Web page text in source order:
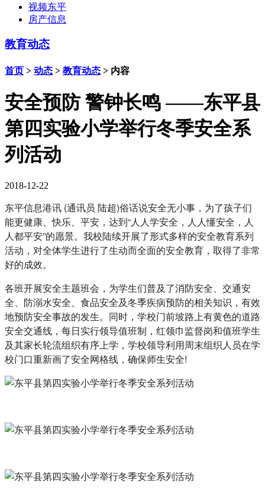
视频东平
房产信息
教育动态
首页 > 动态 > 教育动态 > 内容
安全预防 警钟长鸣 ——东平县
第四实验小学举行冬季安全系
列活动
2018-12-22
东平信息港讯 (通讯员 陆超)俗话说安全无小事，为了孩子们
能更健康、快乐、平安，达到“人人学安全，人人懂安全，人
人都平安”的愿景。我校陆续开展了形式多样的安全教育系列
活动，对全体学生进行了生动而全面的安全教育，取得了非常
好的成效。
各班开展安全主题班会，为学生们普及了消防安全、交通安
全、防溺水安全、食品安全及冬季疾病预防的相关知识，有效
地预防安全事故的发生。同时，学校门前坡路上有黄色的道路
安全交通线，每日实行领导值班制，红领巾监督岗和值班学生
及其家长轮流组织有序上学，学校领导利用周末组织人员在学
校门口重新画了安全网格线，确保师生安全!